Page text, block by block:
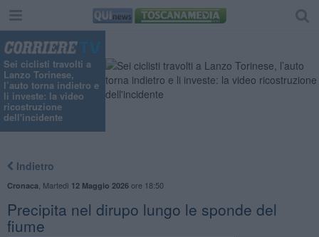
Sei ciclisti travolti a
Lanzo Torinese,
l’auto torna indietro e
li investe: la video
ricostruzione
dell'incidente
Indietro
Cronaca Martedì 12 Maggio 2026ore 18:50
Precipita nel dirupo lungo le sponde del
fiume